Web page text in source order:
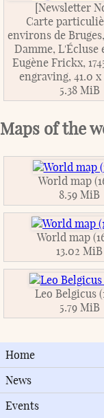
[Newsletter
Carte
environs de
Damme, L'Écluse
Eugène Frickx,
engraving, 41.0 x
5.38 MiB
Maps of the
World map
8.59 MiB
World map
13.02 MiB
Leo Belgicus
5.79 MiB
Home
News
Events